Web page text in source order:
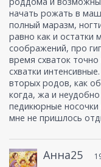
начать рожать в
полный маразм,
равно как и остатки
соображений, про
время схваток
схватки
вторых родов, как
когда, жа и
педикюрные носочки
мне не пришлось
Анна25